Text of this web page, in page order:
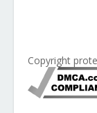
Copyright